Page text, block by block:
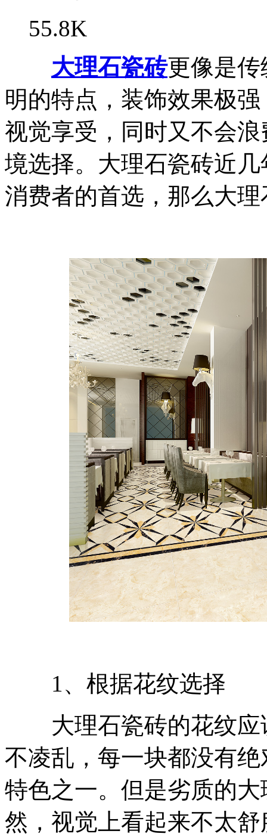
55.8K
大理石瓷砖更像是
明的特点，装饰效果极
视觉享受，同时又不会
境选择。大理石瓷砖近
消费者的首选，那么大
1、根据花纹选择
大理石瓷砖的花纹应
不凌乱，每一块都没有
特色之一。但是劣质的
然，视觉上看起来不太